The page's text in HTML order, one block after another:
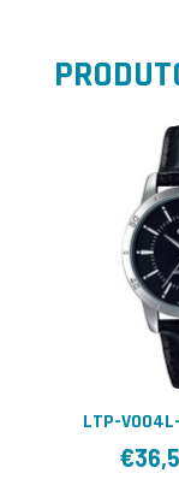
LTP-
€